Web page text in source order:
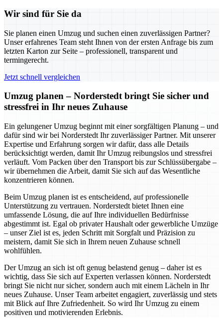
Wir sind für Sie da
Sie planen einen Umzug und suchen einen zuverlässigen Partner?
Unser erfahrenes Team steht Ihnen von der ersten Anfrage bis zum
letzten Karton zur Seite – professionell, transparent und
termingerecht.
Jetzt schnell vergleichen
Umzug planen – Norderstedt bringt Sie sicher und
stressfrei in Ihr neues Zuhause
Ein gelungener Umzug beginnt mit einer sorgfältigen Planung – und
dafür sind wir bei Norderstedt Ihr zuverlässiger Partner. Mit unserer
Expertise und Erfahrung sorgen wir dafür, dass alle Details
berücksichtigt werden, damit Ihr Umzug reibungslos und stressfrei
verläuft. Vom Packen über den Transport bis zur Schlüssübergabe –
wir übernehmen die Arbeit, damit Sie sich auf das Wesentliche
konzentrieren können.
Beim Umzug planen ist es entscheidend, auf professionelle
Unterstützung zu vertrauen. Norderstedt bietet Ihnen eine
umfassende Lösung, die auf Ihre individuellen Bedürfnisse
abgestimmt ist. Egal ob privater Haushalt oder gewerbliche Umzüge
– unser Ziel ist es, jeden Schritt mit Sorgfalt und Präzision zu
meistern, damit Sie sich in Ihrem neuen Zuhause schnell
wohlfühlen.
Der Umzug an sich ist oft genug belastend genug – daher ist es
wichtig, dass Sie sich auf Experten verlassen können. Norderstedt
bringt Sie nicht nur sicher, sondern auch mit einem Lächeln in Ihr
neues Zuhause. Unser Team arbeitet engagiert, zuverlässig und stets
mit Blick auf Ihre Zufriedenheit. So wird Ihr Umzug zu einem
positiven und motivierenden Erlebnis.